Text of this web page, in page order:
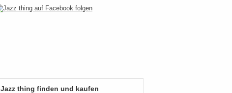
Jazz thing finden und kaufen